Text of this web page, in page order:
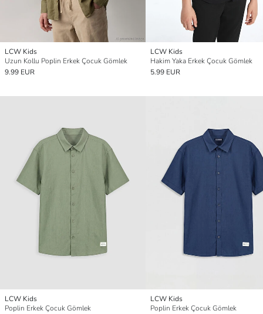
LCW Kids
Uzun Kollu Poplin Erkek Çocuk Gömlek
9.99 EUR
LCW Kids
Hakim Yaka Erkek Çocuk Gömlek
5.99 EUR
LCW Kids
Poplin Erkek Çocuk Gömlek
LCW Kids
Poplin Erkek Çocuk Gömlek